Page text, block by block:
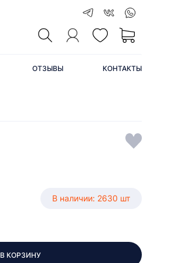
ОТЗЫВЫ КОНТАКТЫ
В наличии: 2630 шт
В КОРЗИНУ